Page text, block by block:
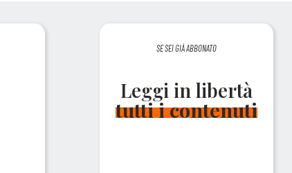
SE SEI GIÀ ABBONATO
Leggi in libertà
tutti i contenuti